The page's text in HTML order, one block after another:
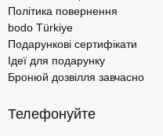
Політика повернення
bodo Türkiye
Подарункові сертифікати
Ідеї для подарунку
Бронюй дозвілля завчасно
Телефонуйте